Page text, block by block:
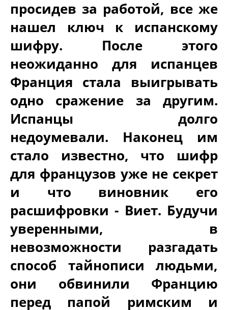
просидев за работой, все же
нашел ключ к испанскому
шифру. После этого
неожиданно для испанцев
Франция стала выигрывать
одно сражение за другим.
Испанцы долго
недоумевали. Наконец им
стало известно, что шифр
для французов уже не секрет
и что виновник его
расшифровки - Виет. Будучи
уверенными, в
невозможности разгадать
способ тайнописи людьми,
они обвинили Францию
перед папой римским и